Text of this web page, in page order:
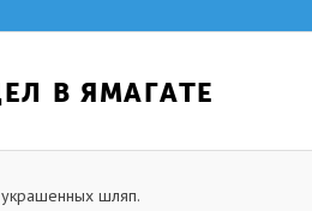
В ЯМАГАТЕ
украшенных шляп.